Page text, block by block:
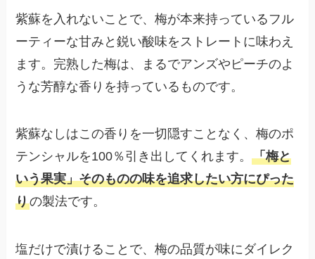
紫蘇を入れないことで、梅が本来持っているフル
ーティーな甘みと鋭い酸味をストレートに味わえ
ます。完熟した梅は、まるでアンズやピーチのよ
うな芳醇な香りを持っているものです。
紫蘇なしはこの香りを一切隠すことなく、梅のポ
テンシャルを100％引き出してくれます。「梅と
いう果実」そのものの味を追求したい方にぴった
りの製法です。
塩だけで漬けることで、梅の品質が味にダイレク